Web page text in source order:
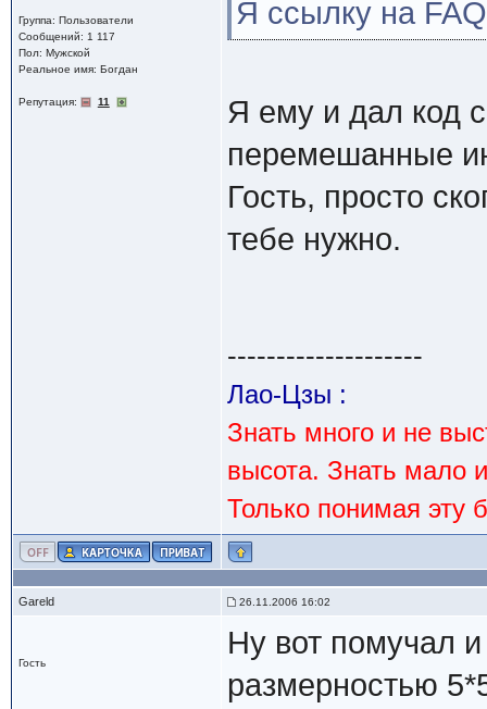
Группа: Пользователи
Сообщений: 1 117
Пол: Мужской
Реальное имя: Богдан
Репутация: 11
Я ссылку на
Я ему и дал код
перемешанные
Гость, просто
тебе нужно.
--------------------
Лао-Цзы :
Знать много и не
высота. Знать мало
Только понимая эту
Gareld 26.11.2006 16:02
Гость
Ну вот помучал и
размерностью